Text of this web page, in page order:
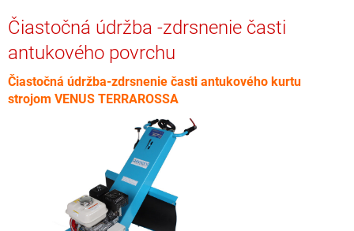
Čiastočná údržba -zdrsnenie časti
antukového povrchu
Čiastočná údržba-zdrsnenie časti antukového kurtu
strojom VENUS TERRAROSSA